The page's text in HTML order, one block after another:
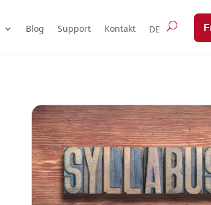
Blog Support Kontakt